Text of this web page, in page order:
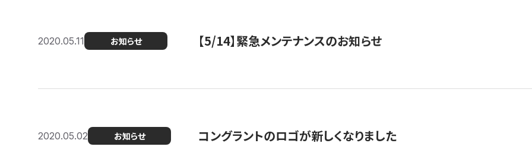
2020.05.11 お知らせ 【5/14】緊急メンテナンスのお知らせ
2020.05.02 お知らせ コングラントのロゴが新しくなりました